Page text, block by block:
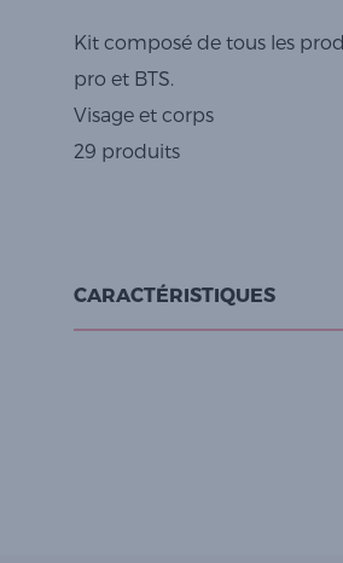
Kit composé de tous les
pro et BTS.
Visage et corps
​29 produits
CARACTÉRISTIQUES